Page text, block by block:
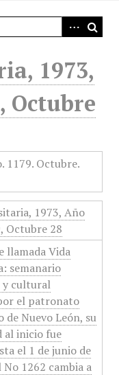
1973,
Octubre
1973, Año
Octubre 28
llamada Vida
semanario
cultural
el patronato
Nuevo León, su
al inicio fue
el 1 de junio de
No 1262 cambia a